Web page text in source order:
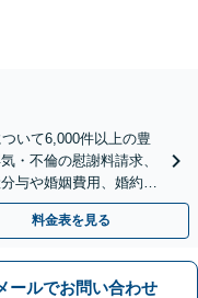
いて6,000件以上の豊
・不倫の慰謝料請求、
与や婚姻費用、婚約破
です。
料金表を見る
ールでお問い合わせ